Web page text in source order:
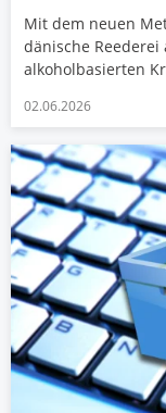
Mit dem neuen
dänische
alkoholbasierten
02.06.2026